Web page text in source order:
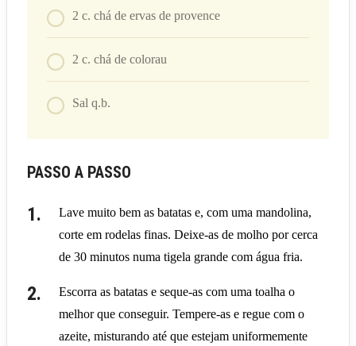
2 c. chá de ervas de provence
2 c. chá de colorau
Sal q.b.
PASSO A PASSO
Lave muito bem as batatas e, com uma mandolina,
corte em rodelas finas. Deixe-as de molho por cerca
de 30 minutos numa tigela grande com água fria.
Escorra as batatas e seque-as com uma toalha o
melhor que conseguir. Tempere-as e regue com o
azeite, misturando até que estejam uniformemente